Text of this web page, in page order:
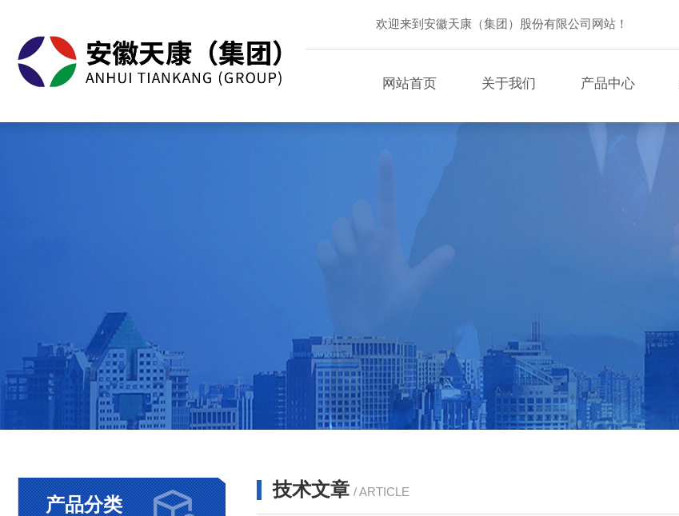
欢迎来到安徽天康（集团）股份有限公司网站！
网站首页 关于我们 产品中心
产品分类
技术文章 / ARTICLE